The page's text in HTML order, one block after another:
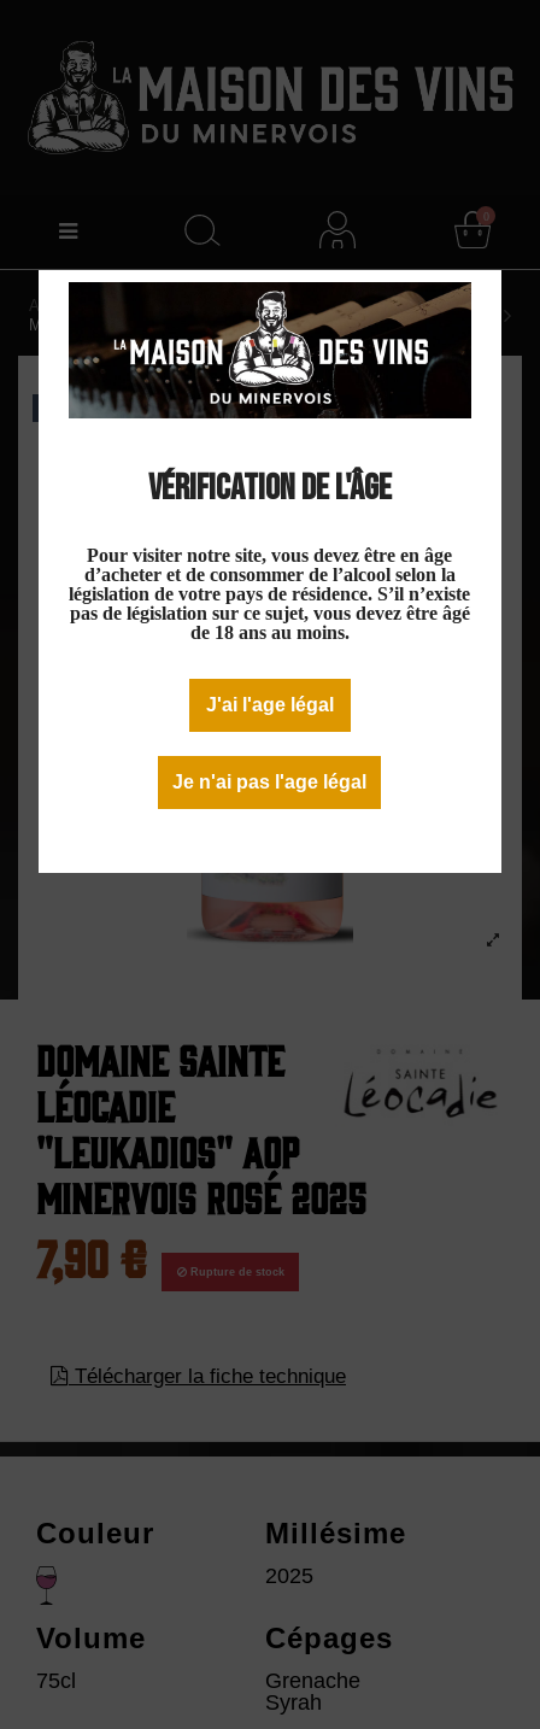
Vérification de l'âge
Pour visiter notre site, vous devez être en âge
d’acheter et de consommer de l’alcool selon la
législation de votre pays de résidence. S’il n’existe
pas de législation sur ce sujet, vous devez être âgé
de 18 ans au moins.
J'ai l'age légal
Je n'ai pas l'age légal
0
Accueil
Domaine Sainte Léocadie "Leukadios" AOP
Minervois Rosé 2025
EXCLU WEB
Domaine Sainte
Léocadie
"Leukadios" AOP
Minervois Rosé 2025
7,90 € Rupture de stock
Télécharger la fiche technique
Couleur Millésime
2025
Volume
75cl
Cépages
Grenache
Syrah